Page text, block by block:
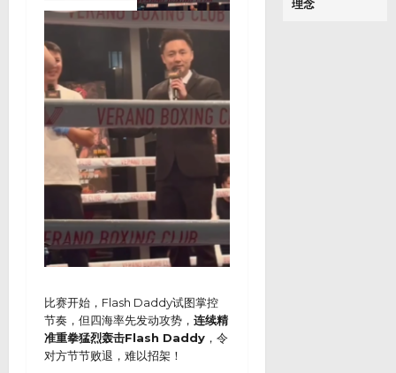
比赛开始，Flash Daddy试图掌控
节奏，但四海率先发动攻势， 连续精
准重拳猛烈轰击Flash Daddy ，令
对方节节败退，难以招架！
理念